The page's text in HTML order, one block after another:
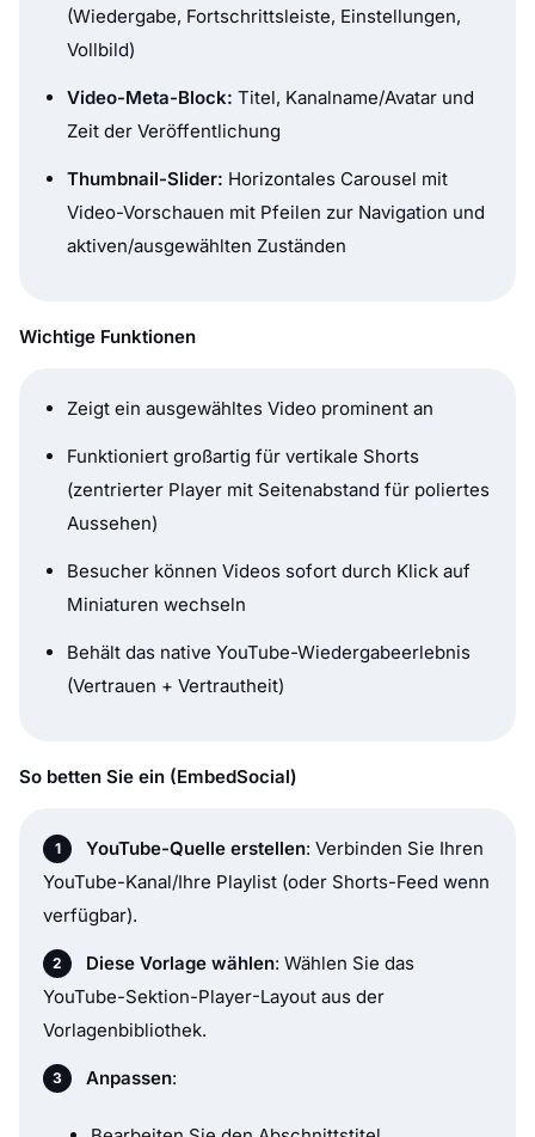
(Wiedergabe, Fortschrittsleiste, Einstellungen,
Vollbild)
Video-Meta-Block: Titel, Kanalname/Avatar und
Zeit der Veröffentlichung
Thumbnail-Slider: Horizontales Carousel mit
Video-Vorschauen mit Pfeilen zur Navigation und
aktiven/ausgewählten Zuständen
Wichtige Funktionen
Zeigt ein ausgewähltes Video prominent an
Funktioniert großartig für vertikale Shorts
(zentrierter Player mit Seitenabstand für poliertes
Aussehen)
Besucher können Videos sofort durch Klick auf
Miniaturen wechseln
Behält das native YouTube-Wiedergabeerlebnis
(Vertrauen + Vertrautheit)
So betten Sie ein (EmbedSocial)
YouTube-Quelle erstellen: Verbinden Sie Ihren
YouTube-Kanal/Ihre Playlist (oder Shorts-Feed wenn
verfügbar).
Diese Vorlage wählen: Wählen Sie das
YouTube-Sektion-Player-Layout aus der
Vorlagenbibliothek.
Anpassen: